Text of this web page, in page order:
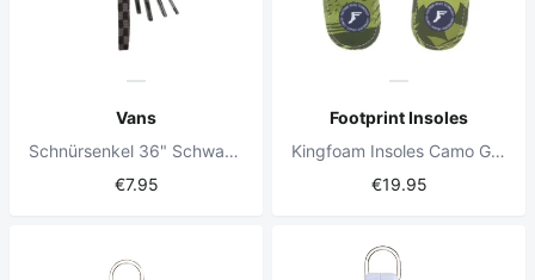
Vans
Schnürsenkel 36" Schwarz/Charcoal Kariert
€7.95
Footprint Insoles
Kingfoam Insoles Camo Green
€19.95